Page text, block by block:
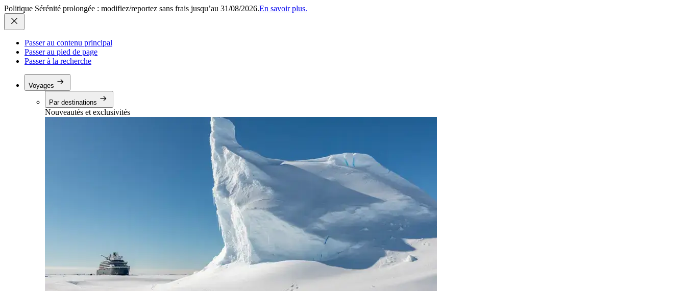
Politique Sérénité prolongée : modifiez/reportez sans frais jusqu’au 31/08/2026.En savoir plus.
Passer au contenu principal
Passer au pied de page
Passer à la recherche
Voyages
Par destinations
Nouveautés et exclusivités